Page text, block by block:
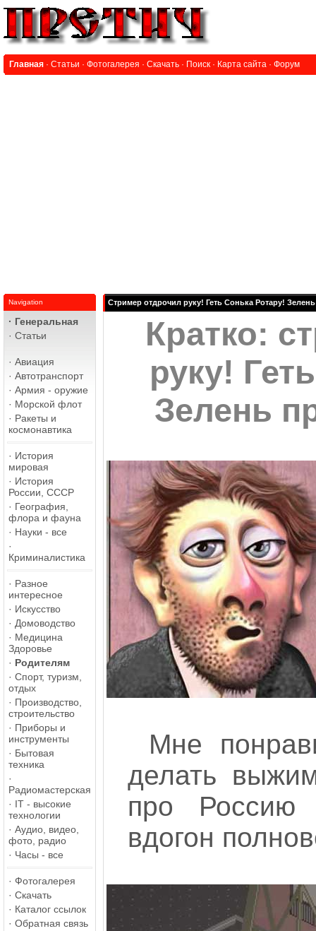
Главная · Статьи · Фотогалерея · Скачать · Поиск · Карта сайта · Форум
Navigation
· Генеральная
· Статьи
· Авиация
· Автотранспорт
· Армия - оружие
· Морской флот
· Ракеты и
космонавтика
· История
мировая
· История
России, СССР
· География,
флора и фауна
· Науки - все
·
Криминалистика
· Разное
интересное
· Искусство
· Домоводство
· Медицина
Здоровье
· Родителям
· Спорт, туризм,
отдых
· Производство,
строительство
· Приборы и
инструменты
· Бытовая
техника
·
Радиомастерская
· IT - высокие
технологии
· Аудио, видео,
фото, радио
· Часы - все
· Фотогалерея
· Скачать
· Каталог ссылок
· Обратная связь
Стример отдрочил руку! Геть Сонька Ротару!
Кратко:
руку!
Зелень
Мне
делать
про
вдогон